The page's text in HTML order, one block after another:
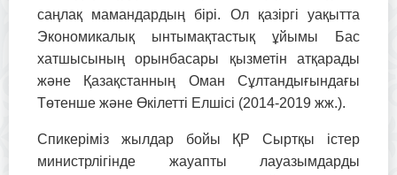
саңлақ мамандардың бірі. Ол қазіргі уақытта
Экономикалық ынтымақтастық ұйымы Бас
хатшысының орынбасары қызметін атқарады
және Қазақстанның Оман Сұлтандығындағы
Төтенше және Өкілетті Елшісі (2014-2019 жж.).
Спикеріміз жылдар бойы ҚР Сыртқы істер
министрлігінде жауапты лауазымдарды